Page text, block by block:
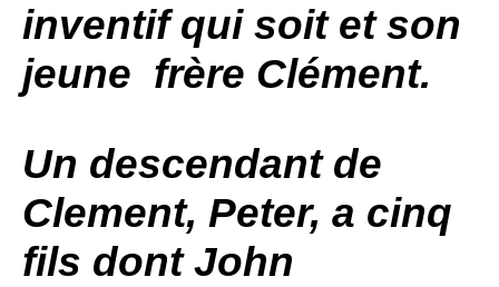
inventif qui soit et son
jeune frère Clément.
Un descendant de
Clement, Peter, a cinq
fils dont John